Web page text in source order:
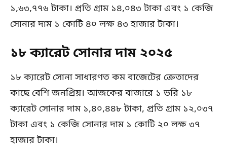
১,৬৩,৭৭৬ টাকা। প্রতি গ্রাম ১৪,০৪৩ টাকা এবং ১ কেজি
সোনার দাম ১ কোটি ৪০ লক্ষ ৪৩ হাজার টাকা।
১৮ ক্যারেট সোনার দাম ২০২৫
১৮ ক্যারেট সোনা সাধারণত কম বাজেটের ক্রেতাদের
কাছে বেশি জনপ্রিয়। আজকের বাজারে ১ ভরি ১৮
ক্যারেট সোনার দাম ১,৪০,৪৪৮ টাকা, প্রতি গ্রাম ১২,০৩৭
টাকা এবং ১ কেজি সোনার দাম ১ কোটি ২০ লক্ষ ৩৭
হাজার টাকা।